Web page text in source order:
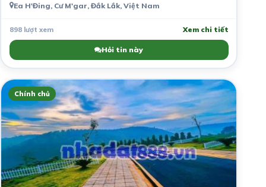
Ea H'Đing, Cư M'gar, Đắk Lắk, Việt Nam
898 lượt xem Xem chi tiết
Hỏi tin này
Chính chủ